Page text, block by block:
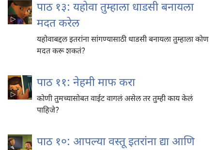
पाठ १३: यहोवा तुम्हाला धाडसी बनायला
मदत करेल
यहोवाबद्दल इतरांना सांगण्यासाठी धाडसी बनायला तुम्हाला कोण
मदत करू शकतं?
पाठ ११: नेहमी माफ करा
कोणी तुमच्यासोबत वाईट वागलं असेल तर तुम्ही काय केलं
पाहिजे?
पाठ १०: आपल्या वस्तू इतरांना द्या आणि